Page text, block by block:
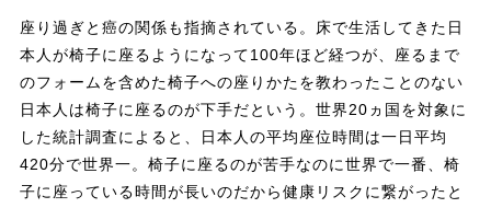
座り過ぎと癌の関係も指摘されている。床で生活してきた日
本人が椅子に座るようになって100年ほど経つが、座るまで
のフォームを含めた椅子への座りかたを教わったことのない
日本人は椅子に座るのが下手だという。世界20ヵ国を対象に
した統計調査によると、日本人の平均座位時間は一日平均
420分で世界一。椅子に座るのが苦手なのに世界で一番、椅
子に座っている時間が長いのだから健康リスクに繋がったと